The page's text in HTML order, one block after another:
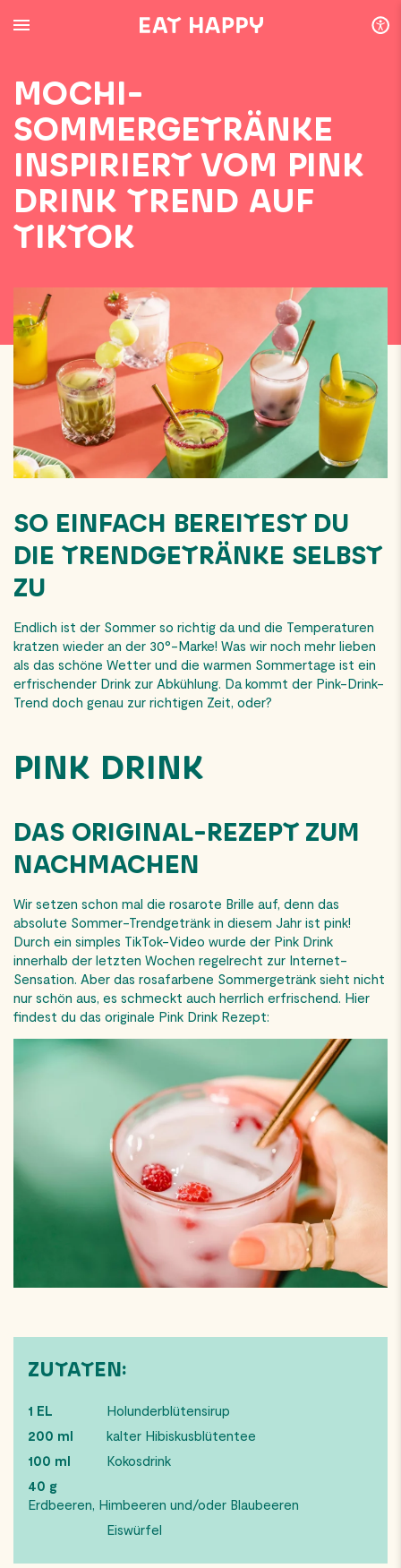
TO
MOCHI-
SOMMERGETRÄNKE
INSPIRIERT VOM PINK
DRINK TREND AUF
TIKTOK
SO EINFACH BEREITEST DU
DIE TRENDGETRÄNKE SELBST
ZU
Endlich ist der Sommer so richtig da und die Temperaturen
kratzen wieder an der 30°-Marke! Was wir noch mehr lieben
als das schöne Wetter und die warmen Sommertage ist ein
erfrischender Drink zur Abkühlung. Da kommt der Pink-Drink-
Trend doch genau zur richtigen Zeit, oder?
PINK DRINK
DAS ORIGINAL-REZEPT ZUM
NACHMACHEN
Wir setzen schon mal die rosarote Brille auf, denn das
absolute Sommer-Trendgetränk in diesem Jahr ist pink!
Durch ein simples TikTok-Video wurde der Pink Drink
innerhalb der letzten Wochen regelrecht zur Internet-
Sensation. Aber das rosafarbene Sommergetränk sieht nicht
nur schön aus, es schmeckt auch herrlich erfrischend. Hier
findest du das originale Pink Drink Rezept:
ZUTATEN:
1 EL
Holunderblütensirup
200 ml
kalter Hibiskusblütentee
100 ml
Kokosdrink
40 g
Erdbeeren, Himbeeren und/oder Blaubeeren
Eiswürfel